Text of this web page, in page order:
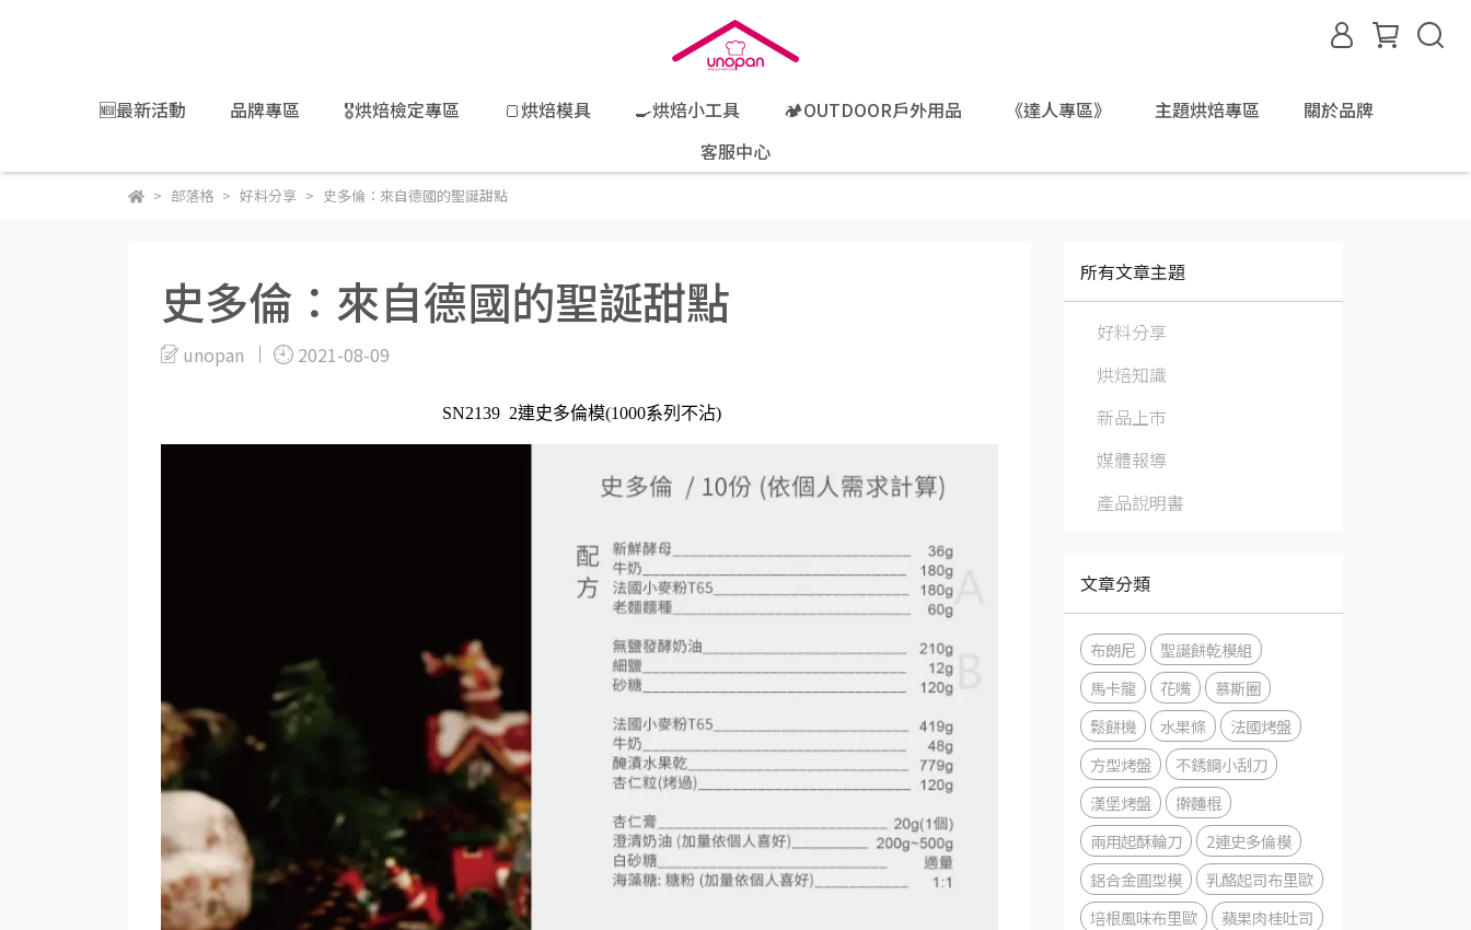
🆕最新活動 品牌專區 🎖️烘焙檢定專區 🍞烘焙模具 🍳烘焙小工具 🏕️OUTDOOR戶外用品 《達人專區》 主題烘焙專區
關於品牌
客服中心
部落格 好料分享 史多倫：來自德國的聖誕甜點
史多倫：來自德國的聖誕甜點
unopan 2021-08-09
SN2139 2連史多倫模(1000系列不沾)
所有文章主題
好料分享
烘焙知識
新品上市
媒體報導
產品說明書
文章分類
布朗尼
聖誕餅乾模組
馬卡龍
花嘴
慕斯圈
鬆餅機
水果條
法國烤盤
方型烤盤
不銹鋼小刮刀
漢堡烤盤
擀麵棍
兩用起酥輪刀
2連史多倫模
鋁合金圓型模
乳酪起司布里歐
培根風味布里歐
蘋果肉桂吐司